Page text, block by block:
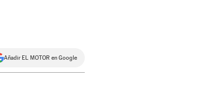
Añadir EL MOTOR en Google